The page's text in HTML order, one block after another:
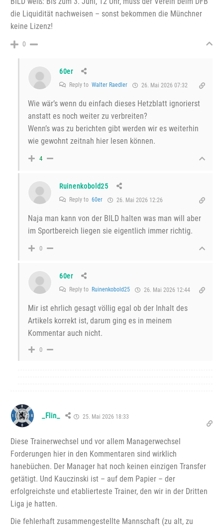
die Liquidität nachweisen – sonst bekommen die Münchner
keine Lizenz!
0
60er
Reply to Walter Raedler 26. Mai 2026 07:32
Wie wär’s wenn du einfach dieses Hetzblatt ignorierst
anstatt es noch weiter zu verbreiten?
Wenn’s was zu berichten gibt werden wir es weiterhin
wie gewohnt zeitnah hier lesen können.
4
Ruinenkobold25
Reply to 60er 26. Mai 2026 12:26
Naja man kann von der BILD halten was man will aber
im Sportbereich liegen sie eigentlich immer richtig.
0
60er
Reply to Ruinenkobold25 26. Mai 2026 12:44
Mir ist ehrlich gesagt völlig egal ob der Inhalt des
Artikels korrekt ist, darum ging es in meinem
Kommentar auch nicht.
0
_Flin_ 25. Mai 2026 18:33
Diese Trainerwechsel und vor allem Managerwechsel
Forderungen hier in den Kommentaren sind wirklich
hanebüchen. Der Manager hat noch keinen einzigen Transfer
getätigt. Und Kauczinski ist – auf dem Papier – der
erfolgreichste und etablierteste Trainer, den wir in der Dritten
Liga je hatten.
Die fehlerhaft zusammengestellte Mannschaft (zu alt, zu